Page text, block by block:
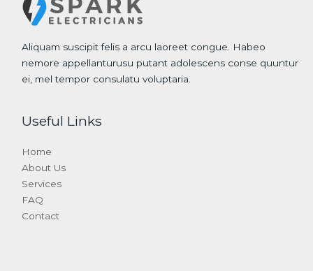
Aliquam suscipit felis a arcu laoreet congue. Habeo
nemore appellanturusu putant adolescens conse quuntur
ei, mel tempor consulatu voluptaria.
Useful Links
Home
About Us
Services
FAQ
Contact